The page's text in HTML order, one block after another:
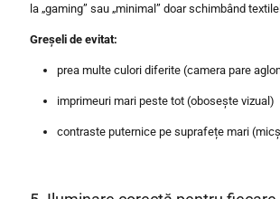
la „gaming” sau „minimal” doar schimbând
Greșeli de evitat:
prea multe culori diferite (camera pare
imprimeuri mari peste tot (obosește vizual)
contraste puternice pe suprafețe mari